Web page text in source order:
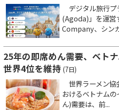
デジタル旅行プ
(Agoda)」を運営
Company、シン
25年の即席めん需要、ベト
世界4位を維持 (7日)
世界ラーメン協
おけるベトナム
ん)需要は、前...